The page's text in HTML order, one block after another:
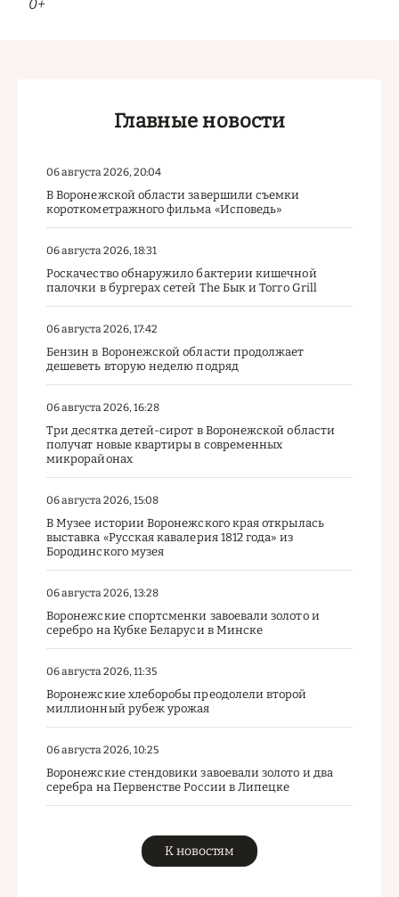
0+
Главные новости
06 августа 2026, 20:04
В Воронежской области завершили съемки
короткометражного фильма «Исповедь»
06 августа 2026, 18:31
Роскачество обнаружило бактерии кишечной
палочки в бургерах сетей The Бык и Torro Grill
06 августа 2026, 17:42
Бензин в Воронежской области продолжает
дешеветь вторую неделю подряд
06 августа 2026, 16:28
Три десятка детей-сирот в Воронежской области
получат новые квартиры в современных
микрорайонах
06 августа 2026, 15:08
В Музее истории Воронежского края открылась
выставка «Русская кавалерия 1812 года» из
Бородинского музея
06 августа 2026, 13:28
Воронежские спортсменки завоевали золото и
серебро на Кубке Беларуси в Минске
06 августа 2026, 11:35
Воронежские хлеборобы преодолели второй
миллионный рубеж урожая
06 августа 2026, 10:25
Воронежские стендовики завоевали золото и два
серебра на Первенстве России в Липецке
К новостям